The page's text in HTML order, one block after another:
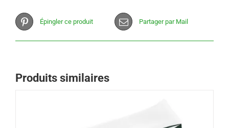
Épingler ce produit Partager par Mail
Produits similaires